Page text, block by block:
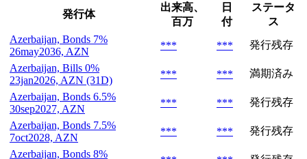
発行体
出来高、
百万
日
付
ステータ
ス
Azerbaijan, Bonds 7%
26may2036, AZN
*** ***
発行残存
Azerbaijan, Bills 0%
23jan2026, AZN (31D)
*** ***
満期済み
Azerbaijan, Bonds 6.5%
30sep2027, AZN
*** ***
発行残存
Azerbaijan, Bonds 7.5%
7oct2028, AZN
*** ***
発行残存
Azerbaijan, Bonds 8%